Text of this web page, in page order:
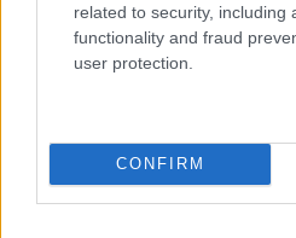
related to security, including
functionality and fraud
user protection.
CONFIRM
Villamare (SA) - 12.2km
SS 18 km 213,8, C.da Oliveto 93